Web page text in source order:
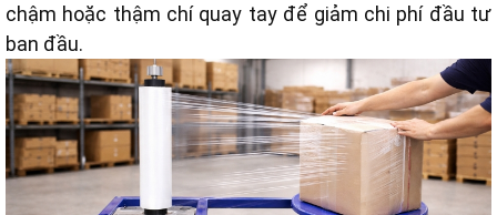
chậm hoặc thậm chí quay tay để giảm chi phí đầu tư
ban đầu.